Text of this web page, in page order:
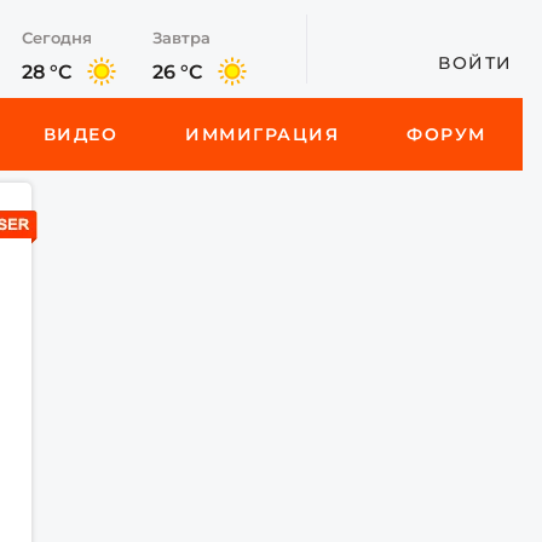
Сегодня
28 °C
Завтра
26 °C ВОЙТИ
ВИДЕО ИММИГРАЦИЯ ФОРУМ